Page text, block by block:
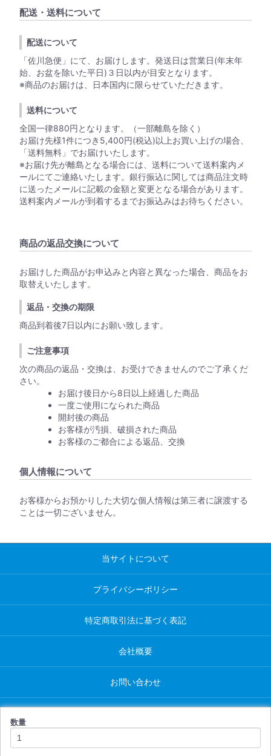
数量
配送・送料について
配送について
「佐川急便」にて、お届けします。発送日は営業日(年末年
始、お盆を除いた平日)３日以内が目安となります。
※商品のお届けは、日本国内に限らせていただきます。
送料について
全国一律880円となります。（一部離島を除く）
お届け先様1件につき5,400円(税込)以上お買い上げの場合、
「送料無料」でお届けいたします。
※お届け先が離島となる場合には、送料について送料案内メ
ールにてご連絡いたします。銀行振込に関しては商品注文時
に送ったメールに記載の金額と変更となる場合があります。
送料案内メールが到着するまでお振込みはお待ちください。
商品の返品交換について
お届けした商品がお申込みと内容と異なった場合、商品をお
取替えいたします。
返品・交換の期限
商品到着後7日以内にお願い致します。
ご注意事項
次の商品の返品・交換は、お受けできませんのでご了承くだ
さい。
お届け後日から8日以上経過した商品
一度ご使用になられた商品
開封後の商品
お客様が汚損、破損された商品
お客様のご都合による返品、交換
個人情報について
お客様からお預かりした大切な個人情報は第三者に譲渡する
ことは一切ございません。
当サイトについて
プライバシーポリシー
特定商取引法に基づく表記
会社概要
お問い合わせ